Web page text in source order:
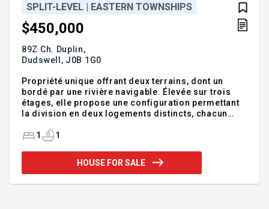
SPLIT-LEVEL | EASTERN TOWNSHIPS
$450,000
89Z Ch. Duplin,
Dudswell, J0B 1G0
Propriété unique offrant deux terrains, dont un
bordé par une rivière navigable. Élevée sur trois
étages, elle propose une configuration permettant
la division en deux logements distincts, chacun
terrain plat et dégagé offre une vue splendide,
qui recherchent un projet polyvalent combinant
potentiel résidentiel et charme naturel. Une
1 1
HOUSE FOR SALE